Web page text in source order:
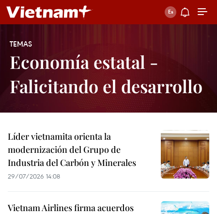
TEMAS
Economía estatal -
Falicitando el desarrollo
Líder vietnamita orienta la
modernización del Grupo de
Industria del Carbón y Minerales
29/07/2026 14:08
Vietnam Airlines firma acuerdos